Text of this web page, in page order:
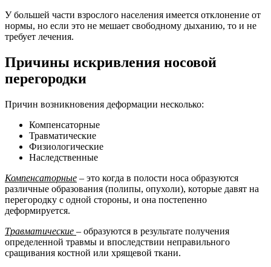
У большей части взрослого населения имеется отклонение от
нормы, но если это не мешает свободному дыханию, то и не
требует лечения.
Причины искривления носовой
перегородки
Причин возникновения деформации несколько:
Компенсаторные
Травматические
Физиологические
Наследственные
Компенсаторные – это когда в полости носа образуются
различные образования (полипы, опухоли), которые давят на
перегородку с одной стороны, и она постепенно
деформируется.
Травматические – образуются в результате получения
определенной травмы и впоследствии неправильного
сращивания костной или хрящевой ткани.